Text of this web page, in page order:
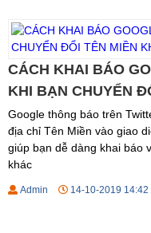
CÁCH KHAI BÁO
KHI BẠN CHUYỂN
Google thông báo trên
địa chỉ Tên Miền vào giao
giúp bạn dễ dàng khai báo
khác
Admin 14-10-2019 14:42